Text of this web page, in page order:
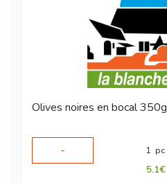
Olives noires en bocal 350g
-
1 pc
5.1€